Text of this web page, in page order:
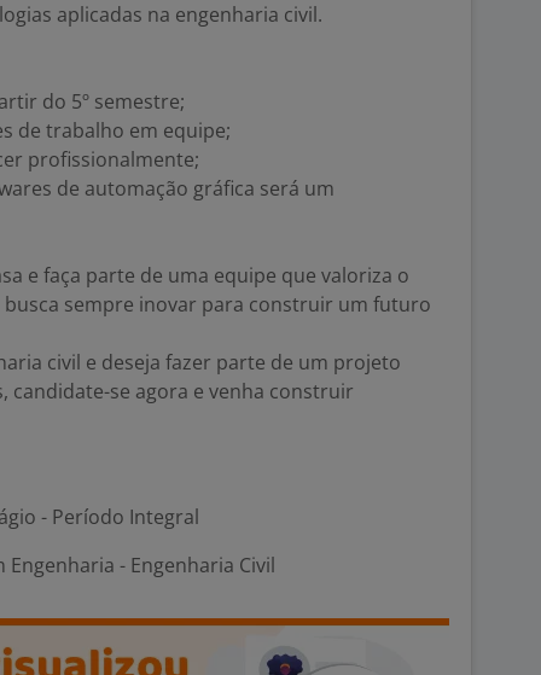
aplicadas na engenharia civil.
do 5º semestre;
de trabalho em equipe;
profissionalmente;
de automação gráfica será um
e faça parte de uma equipe que valoriza o
sempre inovar para construir um futuro
civil e deseja fazer parte de um projeto
candidate-se agora e venha construir
- Período Integral
Engenharia - Engenharia Civil